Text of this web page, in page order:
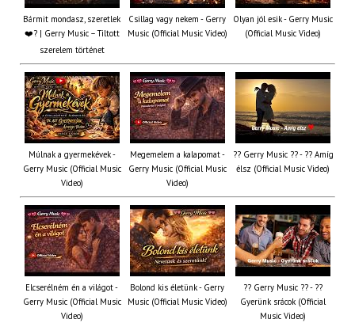
Bármit mondasz, szeretlek
❤️‍? | Gerry Music – Tiltott
szerelem történet
Csillag vagy nekem - Gerry
Music (Official Music Video)
Olyan jól esik - Gerry Music
(Official Music Video)
Múlnak a gyermekévek -
Gerry Music (Official Music
Video)
Megemelem a kalapomat -
Gerry Music (Official Music
Video)
?? Gerry Music ?? - ?? Amíg
élsz (Official Music Video)
Elcserélném én a világot -
Gerry Music (Official Music
Video)
Bolond kis életünk - Gerry
Music (Official Music Video)
?? Gerry Music ?? - ??
Gyerünk srácok (Official
Music Video)